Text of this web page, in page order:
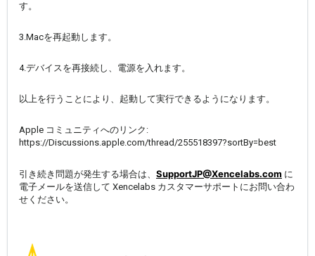
す。
3.Macを再起動します。
4.デバイスを再接続し、電源を入れます。
以上を行うことにより、起動して実行できるようになります。
Apple コミュニティへのリンク:
https://Discussions.apple.com/thread/255518397?sortBy=best
引き続き問題が発生する場合は、 SupportJP@Xencelabs.com に
電子メールを送信して Xencelabs カスタマーサポートにお問い合わ
せください。